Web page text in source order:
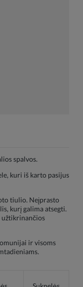
spalvos.
kuri iš karto pasijus
tiulio. Neįprasto
kurį galima atsegti.
užtikrinančios
ir visoms